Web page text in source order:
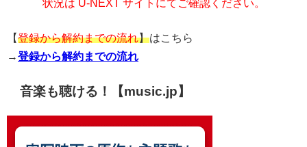
状況は U-NEXT サイトにてご確認ください。
【登録から解約までの流れ】はこちら
→登録から解約までの流れ
音楽も聴ける！【music.jp】